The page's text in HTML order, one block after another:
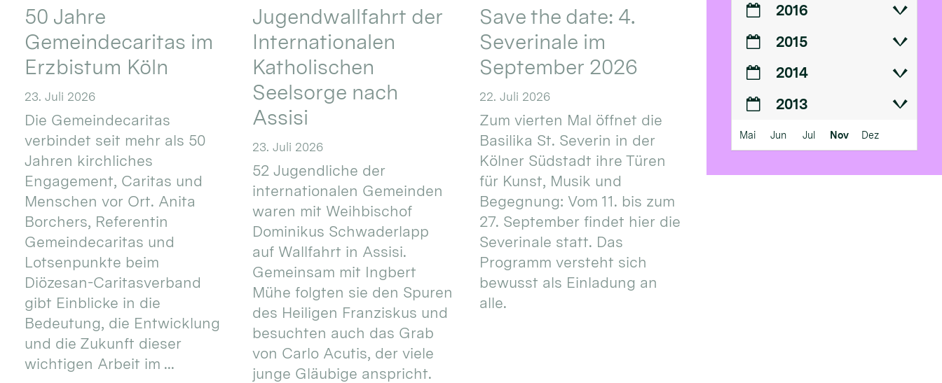
50 Jahre
Gemeindecaritas im
Erzbistum Köln
23. Juli 2026
Die Gemeindecaritas
verbindet seit mehr als 50
Jahren kirchliches
Engagement, Caritas und
Menschen vor Ort. Anita
Borchers, Referentin
Gemeindecaritas und
Lotsenpunkte beim
Diözesan-Caritasverband
gibt Einblicke in die
Bedeutung, die Entwicklung
und die Zukunft dieser
wichtigen Arbeit im ...
Jugendwallfahrt der
Internationalen
Katholischen
Seelsorge nach
Assisi
23. Juli 2026
52 Jugendliche der
internationalen Gemeinden
waren mit Weihbischof
Dominikus Schwaderlapp
auf Wallfahrt in Assisi.
Gemeinsam mit Ingbert
Mühe folgten sie den Spuren
des Heiligen Franziskus und
besuchten auch das Grab
von Carlo Acutis, der viele
junge Gläubige anspricht.
Save the date: 4.
Severinale im
September 2026
22. Juli 2026
Zum vierten Mal öffnet die
Basilika St. Severin in der
Kölner Südstadt ihre Türen
für Kunst, Musik und
Begegnung: Vom 11. bis zum
27. September findet hier die
Severinale statt. Das
Programm versteht sich
bewusst als Einladung an
alle.
2016
2015
2014
2013
Mai Jun Jul Nov Dez